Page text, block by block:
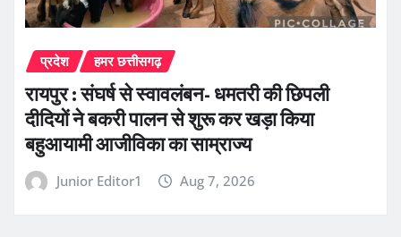
प्रदेश हमर छत्तीसगढ़
रायपुर : संघर्ष से स्वावलंबन- धमतरी की छिपली
दीदियों ने बकरी पालन से शुरू कर खड़ा किया
बहुआयामी आजीविका का साम्राज्य
Junior Editor1 Aug 7, 2026